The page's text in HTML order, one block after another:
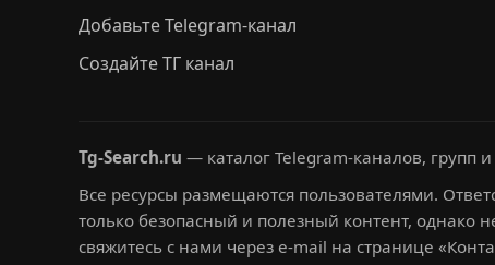
Добавьте Telegram-канал
Создайте ТГ канал
Tg-Search.ru — каталог Telegram-каналов, групп и
Все ресурсы размещаются пользователями.
только безопасный и полезный контент, однако
свяжитесь с нами через e-mail на странице